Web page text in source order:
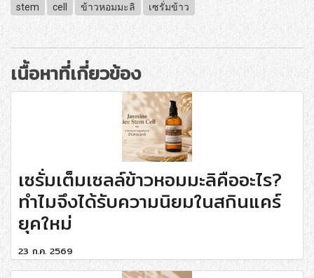
stem cell ข้าวหอมมะลิ เซรั่มข้าว
เนื้อหาที่เกี่ยวข้อง
เซรั่มเต็มเซลล์ข้าวหอมมะลิคืออะไร?
ทำไมจึงได้รับความนิยมในสกินแคร์
ยุคใหม่
23 ก.ค. 2569